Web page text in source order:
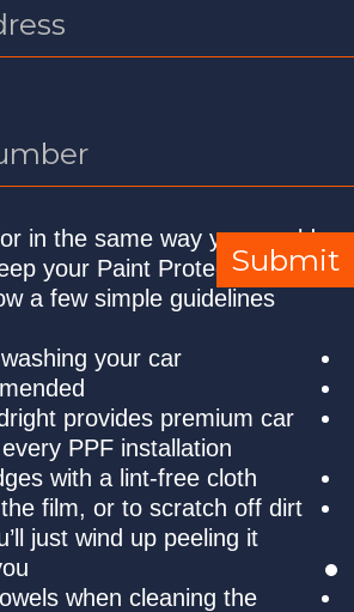
should be cared for in the
your vehicle. To keep your
recommend you follow a few
installation before washing
washing is recommended
by a specialist. leadright
12 free ones with every PPF
along film edges with a
pick at the edges of the film,
your fingernail. You’ll just
we'll clean it for you.
cloth or microfiber towels